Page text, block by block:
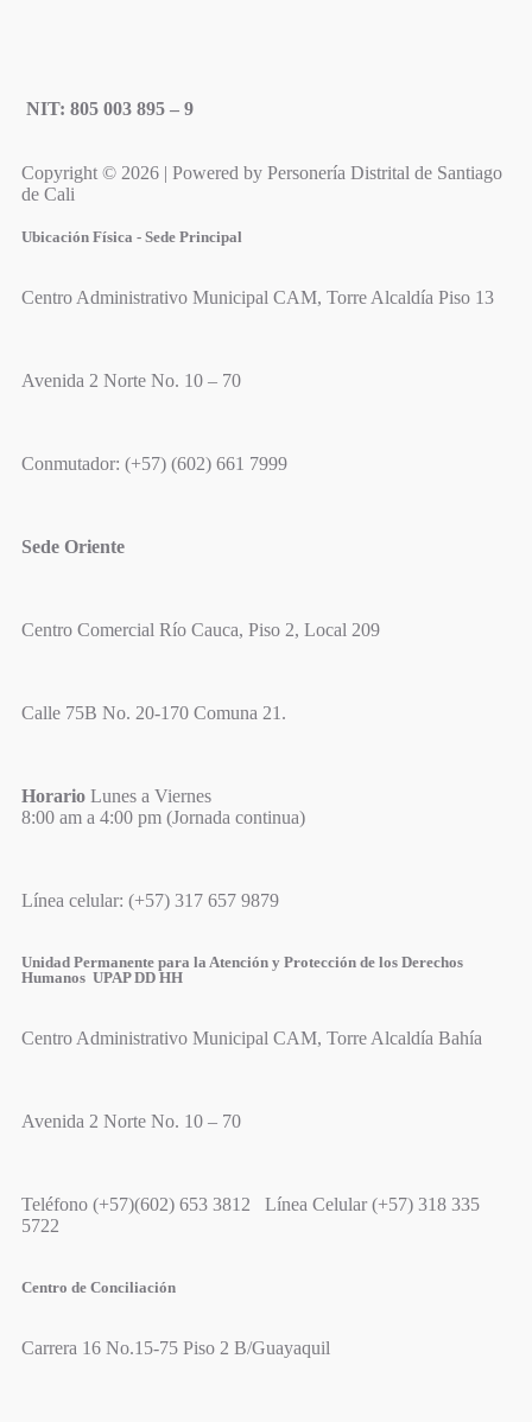
NIT: 805 003 895 – 9
Copyright © 2026 | Powered by Personería Distrital de Santiago
de Cali
Ubicación Física - Sede Principal
Centro Administrativo Municipal CAM, Torre Alcaldía Piso 13
Avenida 2 Norte No. 10 – 70
Conmutador: (+57) (602) 661 7999
Sede Oriente
Centro Comercial Río Cauca, Piso 2, Local 209
Calle 75B No. 20-170 Comuna 21.
Horario Lunes a Viernes
8:00 am a 4:00 pm (Jornada continua)
Línea celular: (+57) 317 657 9879
Unidad Permanente para la Atención y Protección de los Derechos
Humanos UPAP DD HH
Centro Administrativo Municipal CAM, Torre Alcaldía Bahía
Avenida 2 Norte No. 10 – 70
Teléfono (+57)(602) 653 3812 Línea Celular (+57) 318 335
5722
Centro de Conciliación
Carrera 16 No.15-75 Piso 2 B/Guayaquil